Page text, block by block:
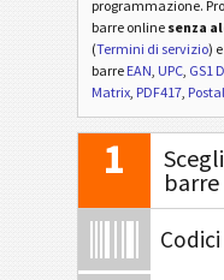
programmazione.
barre online senza
(Termini di servizio)
barre EAN, UPC, GS1
Matrix, PDF417,
1
barre